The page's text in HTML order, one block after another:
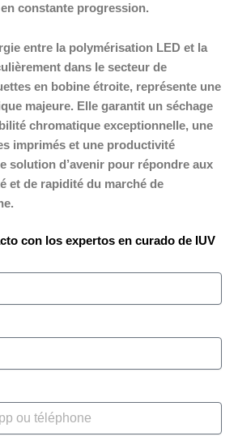
constante progression.
entre la polymérisation LED et la
dans le secteur de
en bobine étroite, représente une
majeure. Elle garantit un séchage
chromatique exceptionnelle, une
imprimés et une productivité
solution d’avenir pour répondre aux
et de rapidité du marché de
con los expertos en curado de IUV